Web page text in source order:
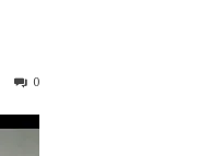
0